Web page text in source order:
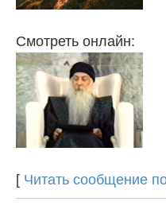
Смотреть онлайн:
[ Читать сообщение